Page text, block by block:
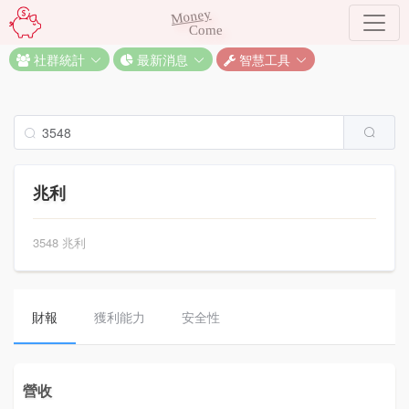
Money
Come
社群統計 最新消息 智慧工具
兆利
3548 兆利
財報 獲利能力 安全性
營收